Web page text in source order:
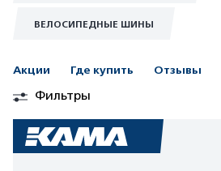
ВЕЛОСИПЕДНЫЕ ШИНЫ
Акции Где купить Отзывы
Фильтры